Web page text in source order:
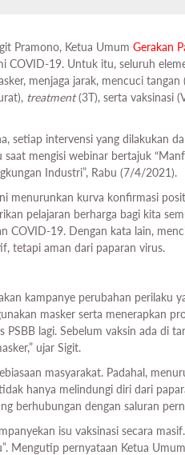
Pramono, Ketua Umum Gerakan
COVID-19. Untuk itu, seluruh
menjaga jarak, mencuci
treatment(3T), serta vaksinasi
setiap intervensi yang dilakukan
saat mengisi webinar bertajuk
Industri”, Rabu (7/4/2021).
menurunkan kurva konfirmasi
pelajaran berharga bagi kita
COVID-19. Dengan kata lain,
tetapi aman dari paparan virus.
kampanye perubahan perilaku
masker serta menerapkan
lagi. Sebelum vaksin ada di
ujar Sigit.
masyarakat. Padahal,
hanya melindungi diri dari
berhubungan dengan saluran
isu vaksinasi secara
Mengutip pernyataan Ketua